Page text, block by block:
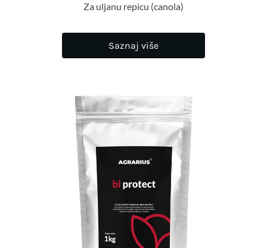
Za uljanu repicu (canola)
Saznaj više